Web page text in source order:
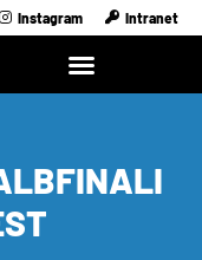
Instagram Intranet